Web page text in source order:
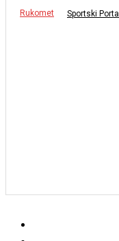
Rukomet Sportski Portal